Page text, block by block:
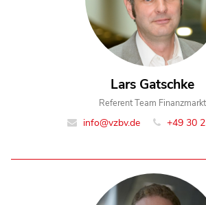
Lars Gatschke
Referent Team Finanzmarkt
info@vzbv.de +49 30